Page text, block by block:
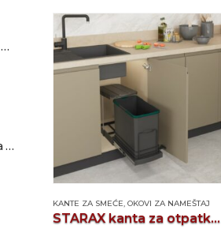
KANTE ZA SMEĆE OKOVI ZA NAMEŠTAJ
STARAX kanta za otpatke S2571A
Pyramis keramička ploča
Pyramis Indukciona ploča